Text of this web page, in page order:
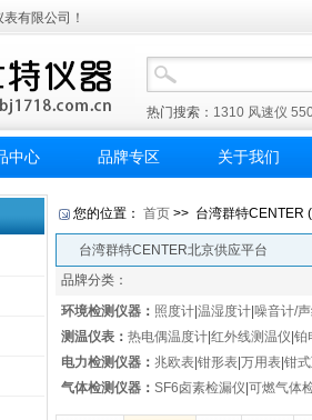
有限公司！
热门搜索： 1310 风速仪
中心 品牌专区 关于我们
您的位置： 首页 >> 台湾群特CENTER
台湾群特CENTER北京供应平台
品牌分类：
环境检测仪器 ： 照度计 温湿度计 噪音计/
测温仪表 ： 热电偶温度计 红外线测温仪 铂
电力检测仪器 ： 兆欧表 钳形表 万用表 钳
气体检测仪器 ： SF6卤素检漏仪 可燃气体